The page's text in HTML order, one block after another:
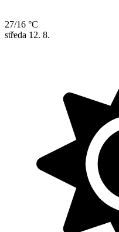
27/16 °C
středa 12. 8.